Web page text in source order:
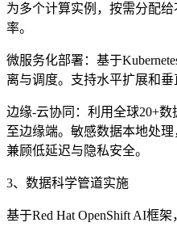
为多个计算实例，按需分配
率。
微服务化部署：基于
离与调度。支持水平扩展和垂
边缘-云协同：利用全球20+
至边缘端。敏感数据本地处理
兼顾低延迟与隐私安全。
3、数据科学管道实施
基于Red Hat OpenShift AI框